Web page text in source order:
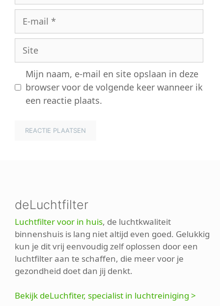
mail
Site
Mijn naam, e-mail en site opslaan in deze
browser voor de volgende keer wanneer ik
een reactie plaats.
deLuchtfilter
Luchtfilter voor in huis, de luchtkwaliteit
binnenshuis is lang niet altijd even goed. Gelukkig
kun je dit vrij eenvoudig zelf oplossen door een
luchtfilter aan te schaffen, die meer voor je
gezondheid doet dan jij denkt.
Bekijk deLuchfiter, specialist in luchtreiniging >